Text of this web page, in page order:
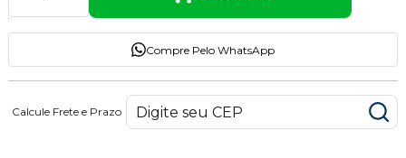
Compre Pelo WhatsApp
Calcule Frete e Prazo